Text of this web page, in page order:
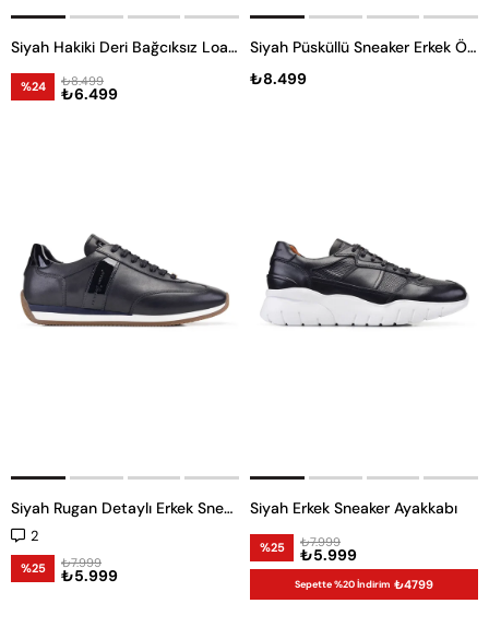
Siyah Hakiki Deri Bağcıksız Loafer Erkek Günlük Ayakkabı
%24 ₺6.499
₺8.499
Siyah Püsküllü Sneaker Erkek Örgü Ayakkabı
₺8.499
Siyah Rugan Detaylı Erkek Sneaker Ayakkabı
2
%25 ₺5.999
₺7.999
Siyah Erkek Sneaker Ayakkabı
%25 ₺5.999
₺7.999
Sepette %20 İndirim ₺4799